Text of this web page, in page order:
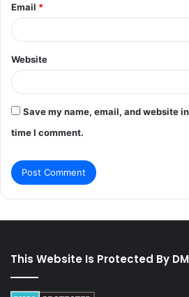
Email *
Website
Save my name, email, and website
time I comment.
This Website Is Protected By